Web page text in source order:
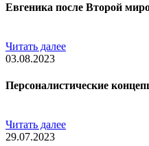
Евгеника после Второй
Читать далее
03.08.2023
Персоналистические
Читать далее
29.07.2023